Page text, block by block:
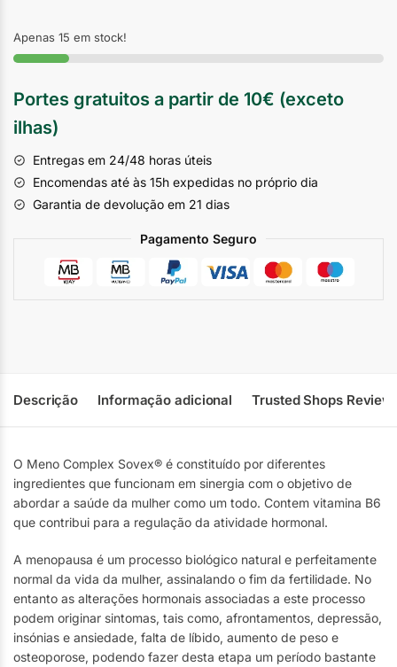
Apenas 15 em stock!
Portes gratuitos a partir de 10€ (exceto
ilhas)
Entregas em 24/48 horas úteis
Encomendas até às 15h expedidas no próprio dia
Garantia de devolução em 21 dias
Pagamento Seguro
Descrição Informação adicional Trusted Shops
O Meno Complex Sovex® é constituído por diferentes
ingredientes que funcionam em sinergia com o objetivo de
abordar a saúde da mulher como um todo. Contem vitamina B6
que contribui para a regulação da atividade hormonal.
A menopausa é um processo biológico natural e perfeitamente
normal da vida da mulher, assinalando o fim da fertilidade. No
entanto as alterações hormonais associadas a este processo
podem originar sintomas, tais como, afrontamentos, depressão,
insónias e ansiedade, falta de líbido, aumento de peso e
osteoporose, podendo fazer desta etapa um período bastante